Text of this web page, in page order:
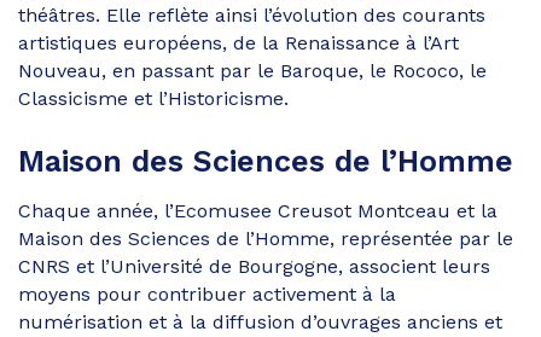
théâtres. Elle reflète ainsi l’évolution des courants
artistiques européens, de la Renaissance à l’Art
Nouveau, en passant par le Baroque, le Rococo, le
Classicisme et l’Historicisme.
Maison des Sciences de l’Homme
Chaque année, l’Ecomusee Creusot Montceau et la
Maison des Sciences de l’Homme, représentée par le
CNRS et l’Université de Bourgogne, associent leurs
moyens pour contribuer activement à la
numérisation et à la diffusion d’ouvrages anciens et